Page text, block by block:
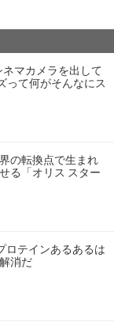
マカメラを出して
って何がそんなにス
の転換点で生まれ
る「オリス スター
ロテインあるあるは
消だ